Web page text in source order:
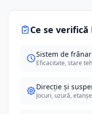
Ce se verifică
Sistem de
Eficacitate, stare
Direcție și
Jocuri, uzură,